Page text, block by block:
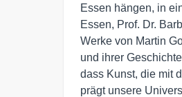
Essen hängen, in
Essen, Prof. Dr.
Werke von Martin
und ihrer
dass Kunst, die mit
prägt unsere